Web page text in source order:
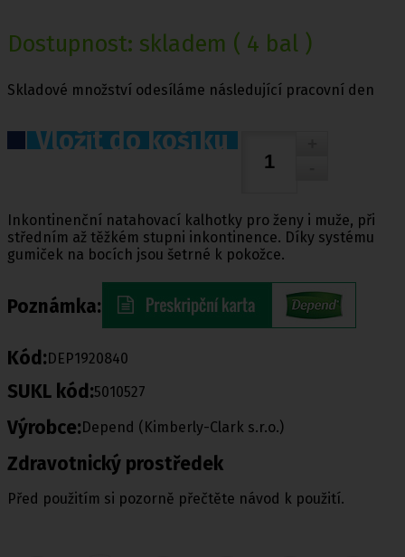
Dostupnost: skladem ( 4 bal )
Skladové množství odesíláme následující pracovní den
Vložit do košíku
Inkontinenční natahovací kalhotky pro ženy i muže, při
středním až těžkém stupni inkontinence. Díky systému
gumiček na bocích jsou šetrné k pokožce.
Poznámka:
Kód:DEP1920840
SUKL kód:5010527
Výrobce:Depend (Kimberly-Clark s.r.o.)
Zdravotnický prostředek
Před použitím si pozorně přečtěte návod k použití.